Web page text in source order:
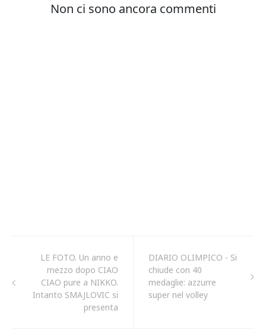
LE FOTO. Un anno e
mezzo dopo CIAO
CIAO pure a NIKKO.
Intanto SMAJLOVIC si
presenta
DIARIO OLIMPICO - Si
chiude con 40
medaglie: azzurre
super nel volley